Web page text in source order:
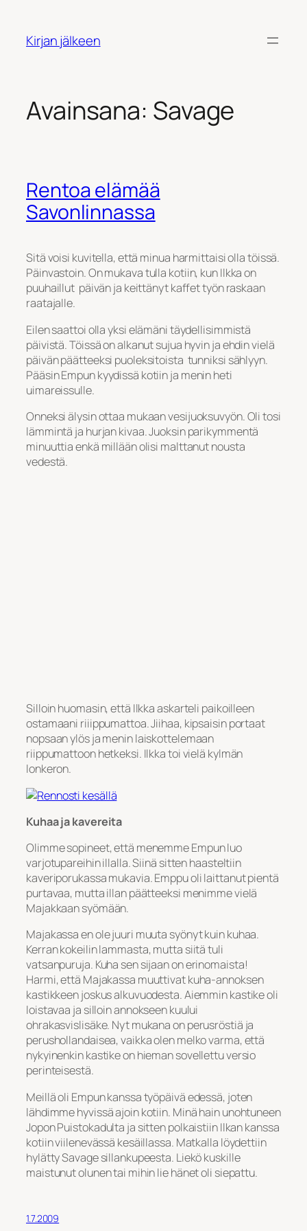
Kirjan jälkeen
Avainsana: Savage
Rentoa elämää
Savonlinnassa
Sitä voisi kuvitella, että minua harmittaisi olla töissä.
Päinvastoin. On mukava tulla kotiin, kun Ilkka on
puuhaillut päivän ja keittänyt kaffet työn raskaan
raatajalle.
Eilen saattoi olla yksi elämäni täydellisimmistä
päivistä. Töissä on alkanut sujua hyvin ja ehdin vielä
päivän päätteeksi puoleksitoista tunniksi sählyyn.
Pääsin Empun kyydissä kotiin ja menin heti
uimareissulle.
Onneksi älysin ottaa mukaan vesijuoksuvyön. Oli tosi
lämmintä ja hurjan kivaa. Juoksin parikymmentä
minuuttia enkä millään olisi malttanut nousta
vedestä.
Silloin huomasin, että Ilkka askarteli paikoilleen
ostamaani riiippumattoa. Jiihaa, kipsaisin portaat
nopsaan ylös ja menin laiskottelemaan
riippumattoon hetkeksi. Ilkka toi vielä kylmän
lonkeron.
Kuhaa ja kavereita
Olimme sopineet, että menemme Empun luo
varjotupareihin illalla. Siinä sitten haasteltiin
kaveriporukassa mukavia. Emppu oli laittanut pientä
purtavaa, mutta illan päätteeksi menimme vielä
Majakkaan syömään.
Majakassa en ole juuri muuta syönyt kuin kuhaa.
Kerran kokeilin lammasta, mutta siitä tuli
vatsanpuruja. Kuha sen sijaan on erinomaista!
Harmi, että Majakassa muuttivat kuha-annoksen
kastikkeen joskus alkuvuodesta. Aiemmin kastike oli
loistavaa ja silloin annokseen kuului
ohrakasvislisäke. Nyt mukana on perusröstiä ja
perushollandaisea, vaikka olen melko varma, että
nykyinenkin kastike on hieman sovellettu versio
perinteisestä.
Meillä oli Empun kanssa työpäivä edessä, joten
lähdimme hyvissä ajoin kotiin. Minä hain unohtuneen
Jopon Puistokadulta ja sitten polkaistiin Ilkan kanssa
kotiin viilenevässä kesäillassa. Matkalla löydettiin
hylätty Savage sillankupeesta. Liekö kuskille
maistunut olunen tai mihin lie hänet oli siepattu.
1.7.2009